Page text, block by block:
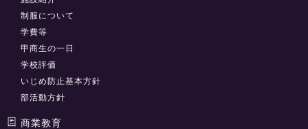
制服について
学費等
甲商生の一日
学校評価
いじめ防止基本方針
部活動方針
商業教育